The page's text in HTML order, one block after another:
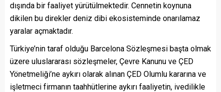
dışında bir faaliyet yürütülmektedir. Cennetin koynuna
dikilen bu direkler deniz dibi ekosisteminde onarılamaz
yaralar açmaktadır.
Türkiye’nin taraf olduğu Barcelona Sözleşmesi başta olmak
üzere uluslararası sözleşmeler, Çevre Kanunu ve ÇED
Yönetmeliği’ne aykırı olarak alınan ÇED Olumlu kararına ve
işletmeci firmanın taahhütlerine aykırı faaliyetin, ivedilikle